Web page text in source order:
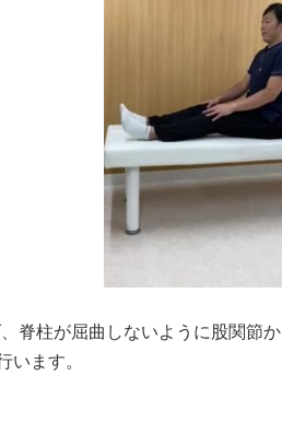
脊柱が屈曲しないように股関節
います。